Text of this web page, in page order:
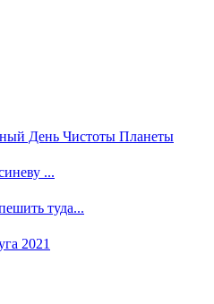
День Чистоты Планеты
...
туда...
2021